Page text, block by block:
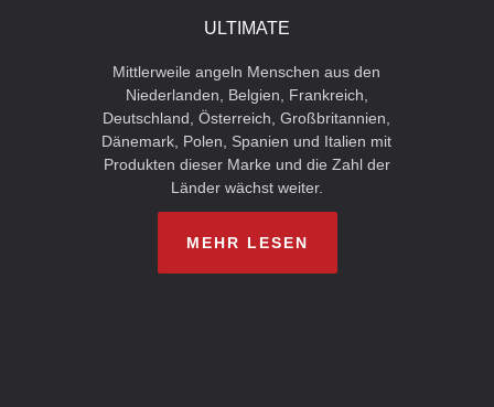
ULTIMATE
Mittlerweile angeln Menschen aus den
Niederlanden, Belgien, Frankreich,
Deutschland, Österreich, Großbritannien,
Dänemark, Polen, Spanien und Italien mit
Produkten dieser Marke und die Zahl der
Länder wächst weiter.
MEHR LESEN